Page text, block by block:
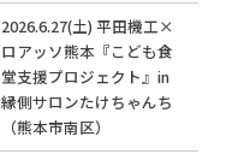
2026.6.27(土) 平田機工×
ロアッソ熊本『こども食
堂支援プロジェクト』in
縁側サロンたけちゃんち
（熊本市南区）